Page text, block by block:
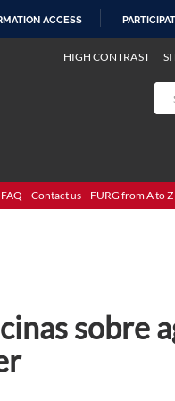
ACCESS
HIGH CONTRAST
FAQ Contact us FURG from A to Z
sobre